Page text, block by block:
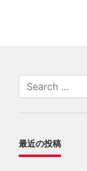
最近の投稿